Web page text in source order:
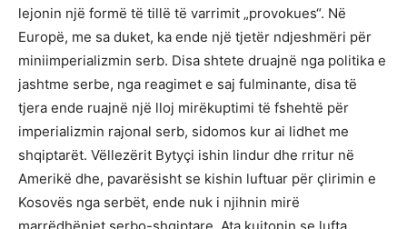
lejonin një formë të tillë të varrimit „provokues“. Në
Europë, me sa duket, ka ende një tjetër ndjeshmëri për
miniimperializmin serb. Disa shtete druajnë nga politika e
jashtme serbe, nga reagimet e saj fulminante, disa të
tjera ende ruajnë një lloj mirëkuptimi të fshehtë për
imperializmin rajonal serb, sidomos kur ai lidhet me
shqiptarët. Vëllezërit Bytyçi ishin lindur dhe rritur në
Amerikë dhe, pavarësisht se kishin luftuar për çlirimin e
Kosovës nga serbët, ende nuk i njihnin mirë